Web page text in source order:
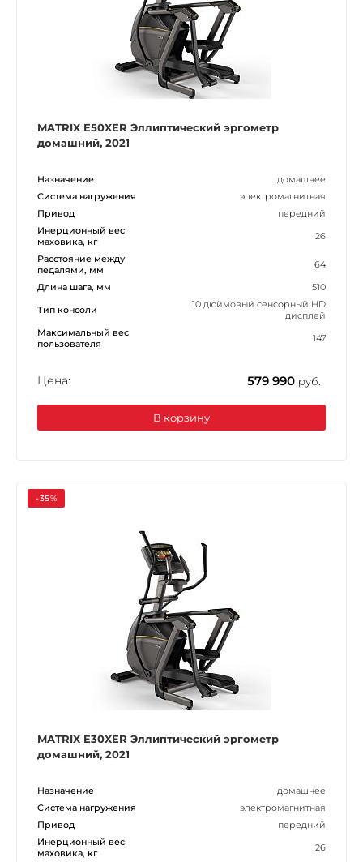
MATRIX E50XER Эллиптический эргометр
домашний, 2021
Назначение
домашнее
Система нагружения
электромагнитная
Привод
передний
Инерционный вес
маховика, кг
26
Расстояние между
педалями, мм
64
Длина шага, мм
510
Тип консоли
10 дюймовый сенсорный HD
дисплей
Максимальный вес
пользователя
147
Цена: 579 990 руб.
В корзину
-35%
MATRIX E30XER Эллиптический эргометр
домашний, 2021
Назначение
домашнее
Система нагружения
электромагнитная
Привод
передний
Инерционный вес
маховика, кг
26